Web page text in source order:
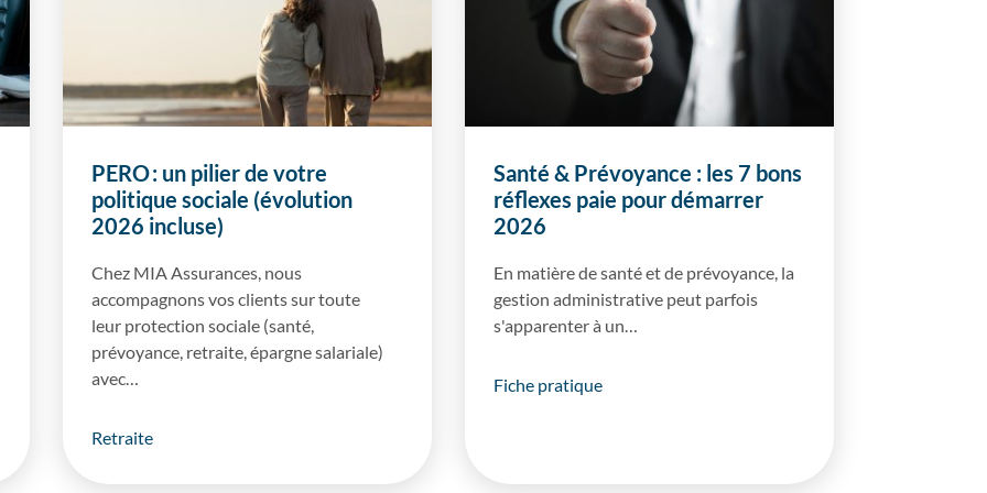
PERO : un pilier de votre
politique sociale (évolution
2026 incluse)
Chez MIA Assurances, nous
accompagnons vos clients sur toute
leur protection sociale (santé,
prévoyance, retraite, épargne salariale)
avec…
Retraite
Santé & Prévoyance : les 7 bons
réflexes paie pour démarrer
2026
En matière de santé et de prévoyance, la
gestion administrative peut parfois
s'apparenter à un…
Fiche pratique